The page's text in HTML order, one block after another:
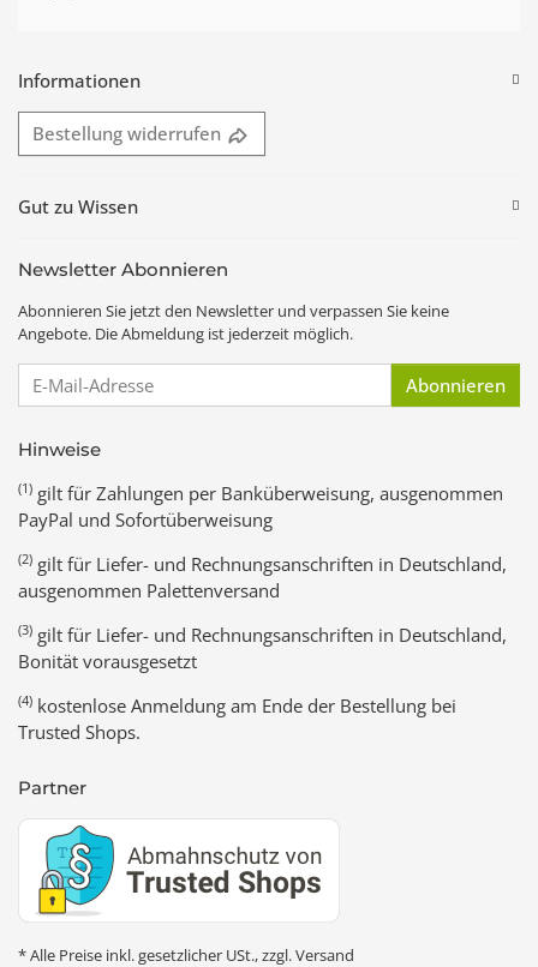
Informationen
Bestellung widerrufen
Gut zu Wissen
Newsletter Abonnieren
Abonnieren Sie jetzt den Newsletter und verpassen Sie keine
Angebote. Die Abmeldung ist jederzeit möglich.
E-Mail-Adresse Abonnieren
Hinweise
(1) gilt für Zahlungen per Banküberweisung, ausgenommen
PayPal und Sofortüberweisung
(2) gilt für Liefer- und Rechnungsanschriften in Deutschland,
ausgenommen Palettenversand
(3) gilt für Liefer- und Rechnungsanschriften in Deutschland,
Bonität vorausgesetzt
(4) kostenlose Anmeldung am Ende der Bestellung bei
Trusted Shops.
Partner
* Alle Preise inkl. gesetzlicher USt., zzgl.Versand